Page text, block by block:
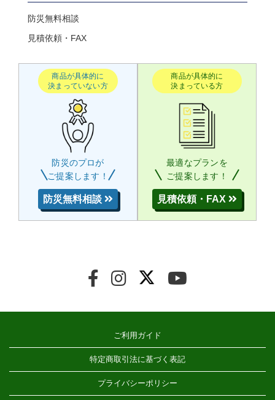
防災無料相談
見積依頼・FAX
商品が具体的に
決まっていない方
防災のプロが
ご提案します！
防災無料相談
商品が具体的に
決まっている方
最適なプランを
ご提案します！
見積依頼・FAX
ご利用ガイド
特定商取引法に基づく表記
プライバシーポリシー